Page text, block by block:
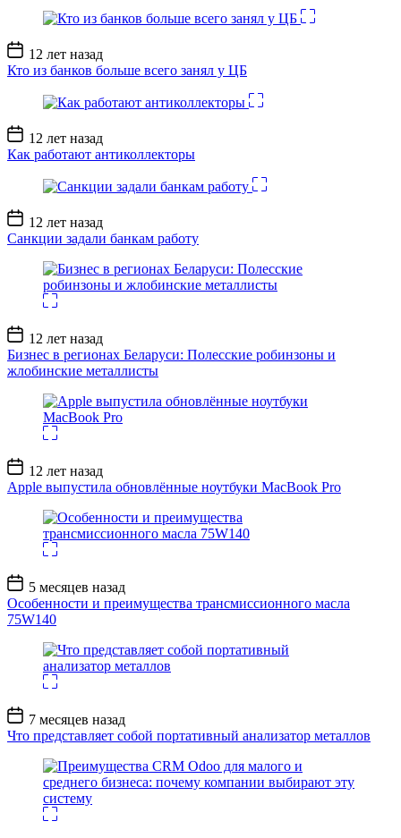
Дата
записи
12 лет назад
Кто из банков больше всего занял у ЦБ
Дата
записи
12 лет назад
Как работают антиколлекторы
Дата
записи
12 лет назад
Санкции задали банкам работу
Дата
записи
12 лет назад
Бизнес в регионах Беларуси: Полесские робинзоны и
жлобинские металлисты
Дата
записи
12 лет назад
Apple выпустила обновлённые ноутбуки MacBook Pro
Дата
записи
5 месяцев назад
Особенности и преимущества трансмиссионного масла
75W140
Дата
записи
7 месяцев назад
Что представляет собой портативный анализатор металлов